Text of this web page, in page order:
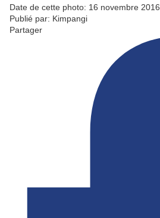
Date de cette photo: 16 novembre 2016
Publié par: Kimpangi
Partager